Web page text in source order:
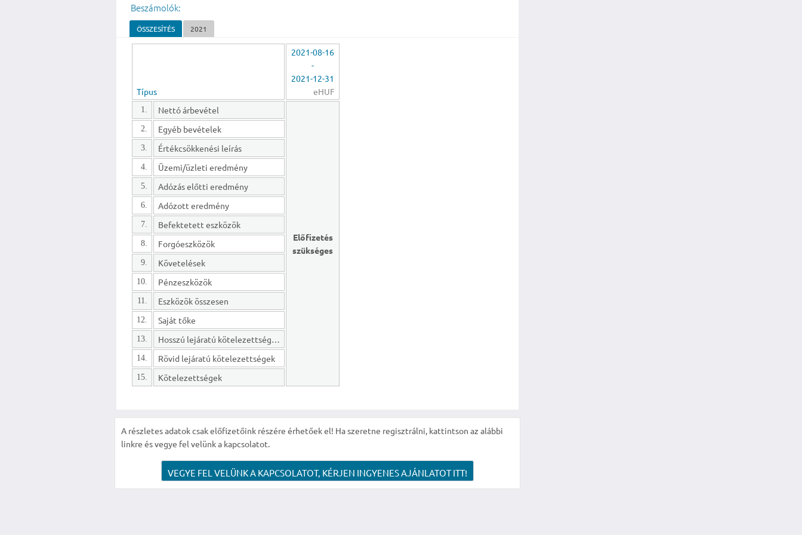
Beszámolók:
ÖSSZESÍTÉS 2021
Típus
2021-08-16
-
2021-12-31
eHUF
1. Nettó árbevétel
Előfizetés
szükséges
2. Egyéb bevételek
3. Értékcsökkenési leírás
4. Üzemi/üzleti eredmény
5. Adózás előtti eredmény
6. Adózott eredmény
7. Befektetett eszközök
8. Forgóeszközök
9. Követelések
10. Pénzeszközök
11. Eszközök összesen
12. Saját tőke
13. Hosszú lejáratú kötelezettségek
14. Rövid lejáratú kötelezettségek
15. Kötelezettségek
A részletes adatok csak előfizetőink részére érhetőek el! Ha szeretne regisztrálni, kattintson az alábbi
linkre és vegye fel velünk a kapcsolatot.
VEGYE FEL VELÜNK A KAPCSOLATOT, KÉRJEN INGYENES AJÁNLATOT ITT!